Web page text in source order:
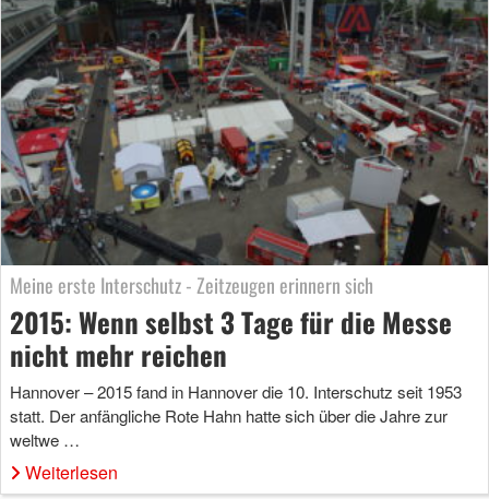
Meine erste Interschutz - Zeitzeugen erinnern sich
2015: Wenn selbst 3 Tage für die Messe
nicht mehr reichen
Hannover – 2015 fand in Hannover die 10. Interschutz seit 1953
statt. Der anfängliche Rote Hahn hatte sich über die Jahre zur
weltwe …
Weiterlesen